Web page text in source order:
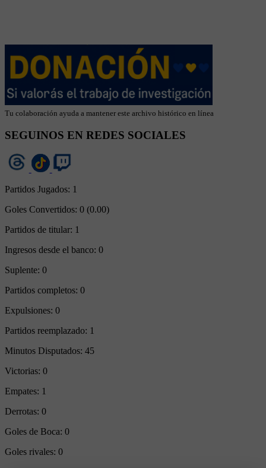
Tu colaboración ayuda a mantener este archivo histórico en línea
SEGUINOS EN REDES SOCIALES
Partidos Jugados: 1
Goles Convertidos: 0 (0.00)
Partidos de titular: 1
Ingresos desde el banco: 0
Suplente: 0
Partidos completos: 0
Expulsiones: 0
Partidos reemplazado: 1
Minutos Disputados: 45
Victorias: 0
Empates: 1
Derrotas: 0
Goles de Boca: 0
Goles rivales: 0